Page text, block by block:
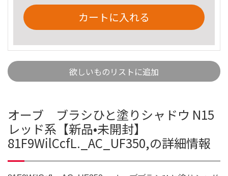
カートに入れる
欲しいものリストに追加
オーブ ブラシひと塗りシャドウ N15
レッド系【新品•未開封】
81F9WilCcfL._AC_UF350,の詳細情報